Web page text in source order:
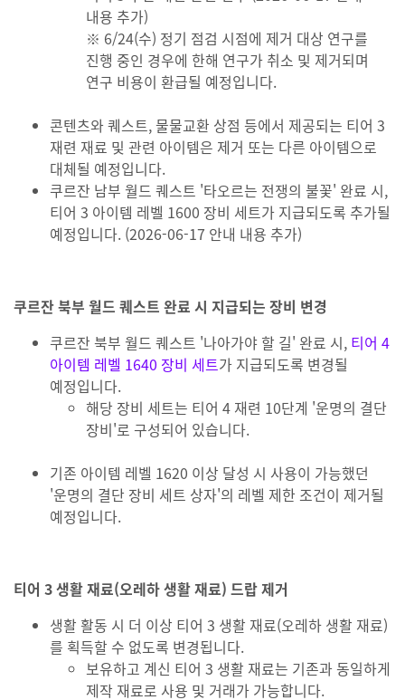
내용 추가)
※ 6/24(수) 정기 점검 시점에 제거 대상 연구를
진행 중인 경우에 한해 연구가 취소 및 제거되며
연구 비용이 환급될 예정입니다.
콘텐츠와 퀘스트, 물물교환 상점 등에서 제공되는 티어 3
재련 재료 및 관련 아이템은 제거 또는 다른 아이템으로
대체될 예정입니다.
쿠르잔 남부 월드 퀘스트 '타오르는 전쟁의 불꽃' 완료 시,
티어 3 아이템 레벨 1600 장비 세트가 지급되도록 추가될
예정입니다. (2026-06-17 안내 내용 추가)
쿠르잔 북부 월드 퀘스트 완료 시 지급되는 장비 변경
쿠르잔 북부 월드 퀘스트 '나아가야 할 길' 완료 시, 티어 4
아이템 레벨 1640 장비 세트가 지급되도록 변경될
예정입니다.
해당 장비 세트는 티어 4 재련 10단계 '운명의 결단
장비'로 구성되어 있습니다.
기존 아이템 레벨 1620 이상 달성 시 사용이 가능했던
'운명의 결단 장비 세트 상자'의 레벨 제한 조건이 제거될
예정입니다.
티어 3 생활 재료(오레하 생활 재료) 드랍 제거
생활 활동 시 더 이상 티어 3 생활 재료(오레하 생활 재료)
를 획득할 수 없도록 변경됩니다.
보유하고 계신 티어 3 생활 재료는 기존과 동일하게
제작 재료로 사용 및 거래가 가능합니다.